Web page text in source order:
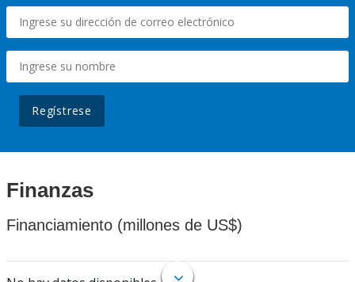
Regístrese
Finanzas
Financiamiento (millones de US$)